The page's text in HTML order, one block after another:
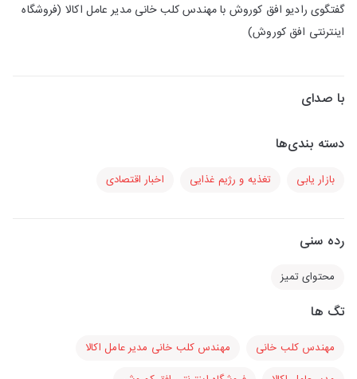
گفتگوی رادیو افق کوروش با مهندس کلب خانی مدیر عامل اکالا (فروشگاه
اینترنتی افق کوروش)
با صدای
دسته بندی‌ها
بازار یابی تغذیه و رژیم غذایی اخبار اقتصادی
رده سنی
محتوای تمیز
تگ ها
مهندس کلب خانی
مهندس کلب خانی مدیر عامل اکالا